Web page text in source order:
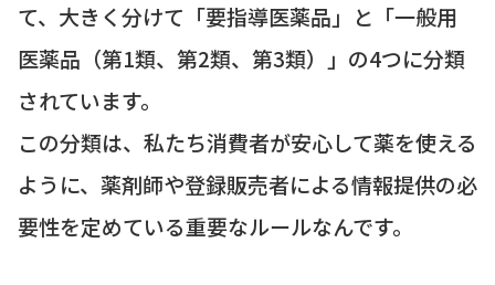
て、大きく分けて「要指導医薬品」と「一般用
医薬品（第1類、第2類、第3類）」の4つに分類
されています。
この分類は、私たち消費者が安心して薬を使える
ように、薬剤師や登録販売者による情報提供の必
要性を定めている重要なルールなんです。